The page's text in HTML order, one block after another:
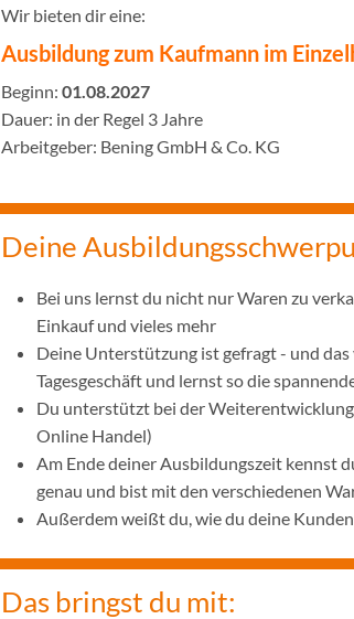
Wir bieten dir eine:
Ausbildung zum Kaufmann im
Beginn: 01.08.2027
Dauer: in der Regel 3 Jahre
Arbeitgeber: Bening GmbH & Co. KG
Deine
Bei uns lernst du nicht nur Waren zu
Einkauf und vieles mehr
Deine Unterstützung ist gefragt - und
Tagesgeschäft und lernst so die
Du unterstützt bei der
Online Handel)
Am Ende deiner Ausbildungszeit kennst
genau und bist mit den verschiedenen
Außerdem weißt du, wie du deine
Das bringst du mit: